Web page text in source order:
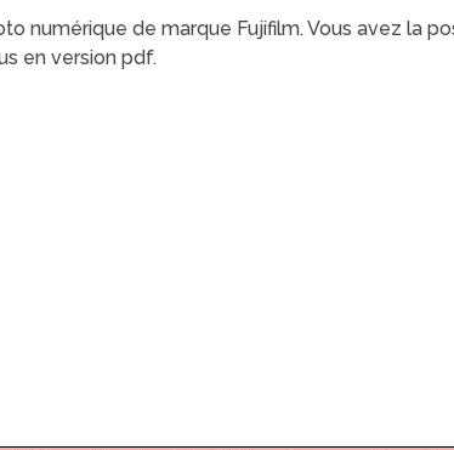
numérique de marque Fujifilm. Vous avez la
en version pdf.